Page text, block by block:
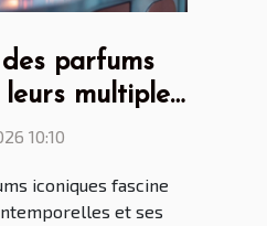
parfums
multiples
10:10
iconiques fascine
et ses